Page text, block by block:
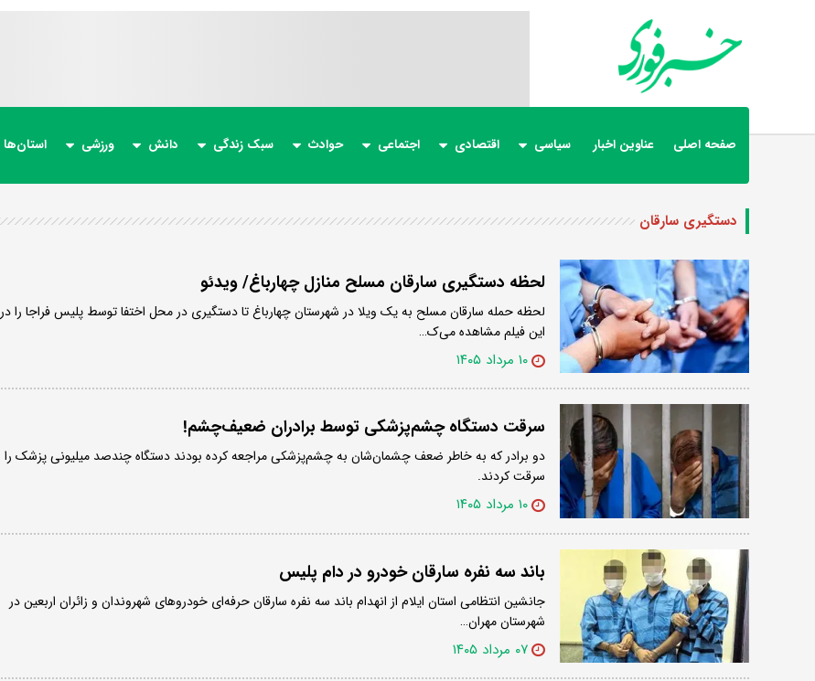
صفحه اصلی عناوین اخبار سیاسی اقتصادی اجتماعی حوادث سبک زندگی دانش ورزشی استان‌ها
دستگیری سارقان
لحظه دستگیری سارقان مسلح منازل چهارباغ/ ویدئو
لحظه حمله سارقان مسلح به یک ویلا در شهرستان چهارباغ تا دستگیری در محل اختفا توسط پلیس فراجا را در
این فیلم مشاهده می‌ک…
۱۰ مرداد ۱۴۰۵
سرقت دستگاه چشم‌پزشکی توسط برادران ضعیف‌چشم!
دو برادر که به خاطر ضعف چشمان‌شان به چشم‌پزشکی مراجعه کرده بودند دستگاه چندصد میلیونی پزشک را
سرقت کردند.
۱۰ مرداد ۱۴۰۵
باند سه نفره سارقان خودرو در دام پلیس
جانشین انتظامی استان ایلام از انهدام باند سه نفره سارقان حرفه‌ای خودروهای شهروندان و زائران اربعین در
شهرستان مهران…
۰۷ مرداد ۱۴۰۵